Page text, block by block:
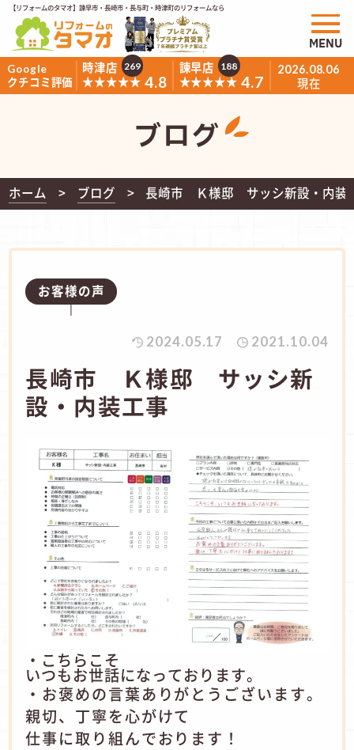
【リフォームのタマオ】諫早市・長崎市・長与町・時津町のリフォームなら
Google
クチコミ評価
時津店
★★★★★ 4.8
269
諫早店
★★★★★ 4.7
188 2026.08.06
現在
MENU
ブログ
ホーム ブログ 長崎市 Ｋ様邸 サッシ新設・内装
お客様の声
2024.05.17 2021.10.04
長崎市 Ｋ様邸 サッシ新
設・内装工事
・こちらこそ
いつもお世話になっております。
・お褒めの言葉ありがとうございます。
親切、丁寧を心がけて
仕事に取り組んでおります！